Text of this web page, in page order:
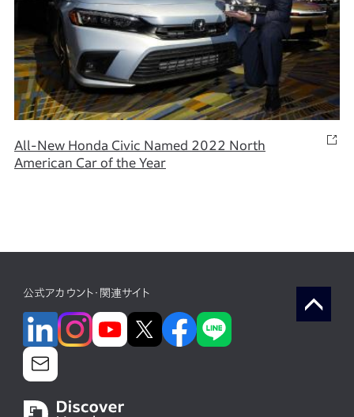
All-New Honda Civic Named 2022 North
American Car of the Year
公式アカウント・関連サイト